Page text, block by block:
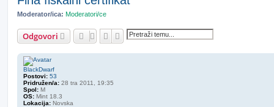
Moderator/ica: Moderatori/ce
Odgovori Pretražnik
Napredno pretraživanje
BlackDwarf
Postovi: 53
Pridružen/a: 28 tra 2011, 19:35
Spol: M
OS: Mint 18.3
Lokacija: Novska